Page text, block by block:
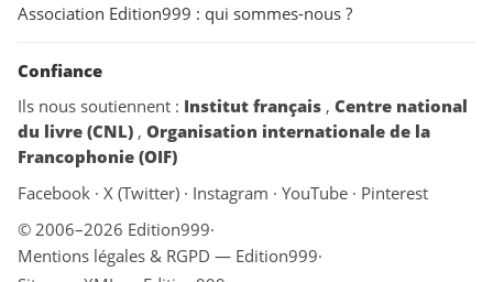
Association Edition999 : qui sommes-nous ?
Confiance
Ils nous soutiennent : Institut français , Centre national
du livre (CNL) , Organisation internationale de la
Francophonie (OIF)
Facebook · X (Twitter) · Instagram · YouTube · Pinterest
© 2006–2026 Edition999·
Mentions légales & RGPD — Edition999·